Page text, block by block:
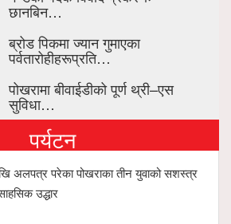
छानबिन…
ब्रोड पिकमा ज्यान गुमाएका
पर्वतारोहीहरूप्रति…
पोखरामा बीवाईडीको पूर्ण थ्री–एस
सुविधा…
पर्यटन
अलपत्र परेका पोखराका तीन युवाको सशस्त्र
उद्धार